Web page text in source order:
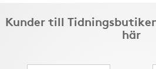
Kunder till
här